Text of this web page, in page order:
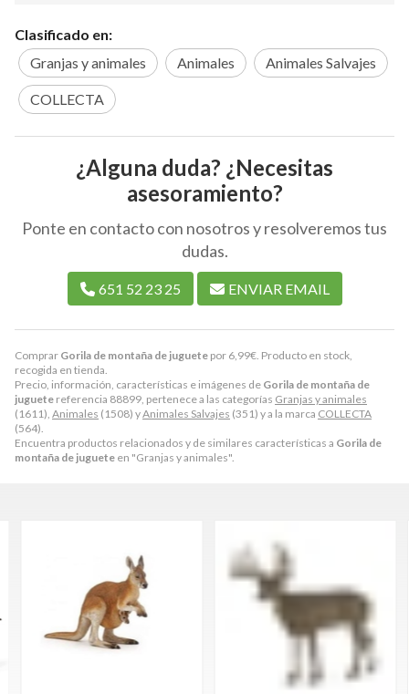
Comprar Gorila de montaña de juguete por 6,99€ . Producto en stock,
recogida en tienda.
Precio, información, características e imágenes de Gorila de montaña de
juguete referencia 88899, pertenece a las categorías Granjas y animales
(1611), Animales (1508) yAnimales Salvajes (351) y a la marca COLLECTA
(564).
Encuentra productos relacionados y de similares características a Gorila de
montaña de juguete en "Granjas y animales".
Clasificado en:
Granjas y animales
Animales Animales Salvajes
COLLECTA
¿Alguna duda? ¿Necesitas
asesoramiento?
Ponte en contacto con nosotros y resolveremos tus
dudas.
651 52 23 25 ENVIAR EMAIL